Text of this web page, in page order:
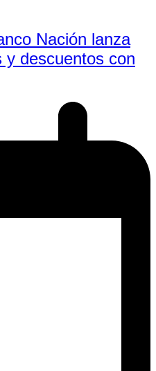
Nación lanza
y descuentos con